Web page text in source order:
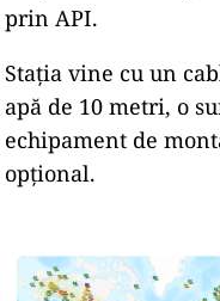
prin API.
Stația vine cu un
apă de 10 metri, o
echipament de
opțional.